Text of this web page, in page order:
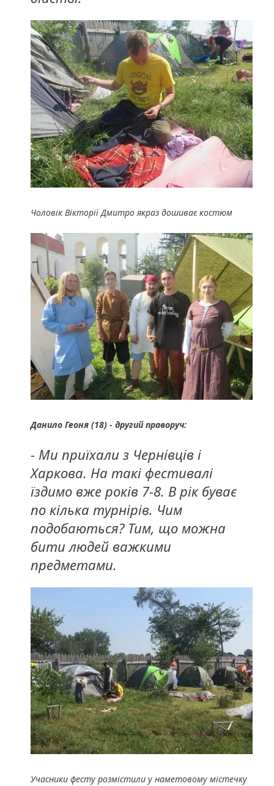
Чоловік Вікторії Дмитро якраз дошиває костюм
Данило Геоня (18) - другий праворуч:
- Ми приїхали з Чернівців і
Харкова. На такі фестивалі
їздимо вже років 7-8. В рік буває
по кілька турнірів. Чим
подобаються? Тим, що можна
бити людей важкими
предметами.
Учасники фесту розмістили у наметовому містечку